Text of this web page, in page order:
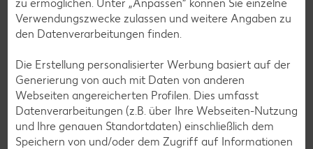
Bowle-Rezepte
Avocado-Rezepte
Erdbeer-Rezepte
Blaubeer-Rezepte
Bananen-Rezepte
zu ermöglichen. Unter „Anpassen“ können Sie einzelne
Verwendungszwecke zulassen und weitere Angaben zu
den Datenverarbeitungen finden.
Die Erstellung personalisierter Werbung basiert auf der
Generierung von auch mit Daten von anderen
Webseiten angereicherten Profilen. Dies umfasst
Datenverarbeitungen (z.B. über Ihre Webseiten-Nutzung
und Ihre genauen Standortdaten) einschließlich dem
Speichern von und/oder dem Zugriff auf Informationen